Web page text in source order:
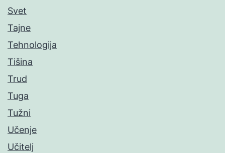
Svet
Tajne
Tehnologija
Tišina
Trud
Tuga
Tužni
Učenje
Učitelj